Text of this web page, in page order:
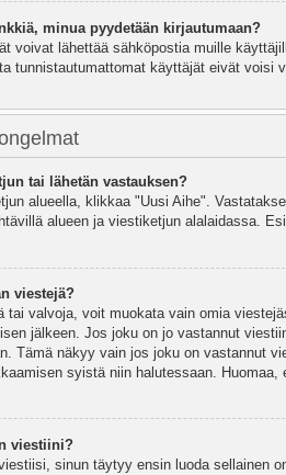
minua pyydetään kirjautumaan?
voivat lähettää sähköpostia muille
tunnistautumattomat käyttäjät eivät voisi
tai lähetän vastauksen?
alueella, klikkaa "Uusi Aihe".
alueen ja viestiketjun alalaidassa.
viestejä?
tai valvoja, voit muokata vain omia
jälkeen. Jos joku on jo vastannut
Tämä näkyy vain jos joku on vastannut
syistä niin halutessaan.
viestiini?
sinun täytyy ensin luoda sellainen